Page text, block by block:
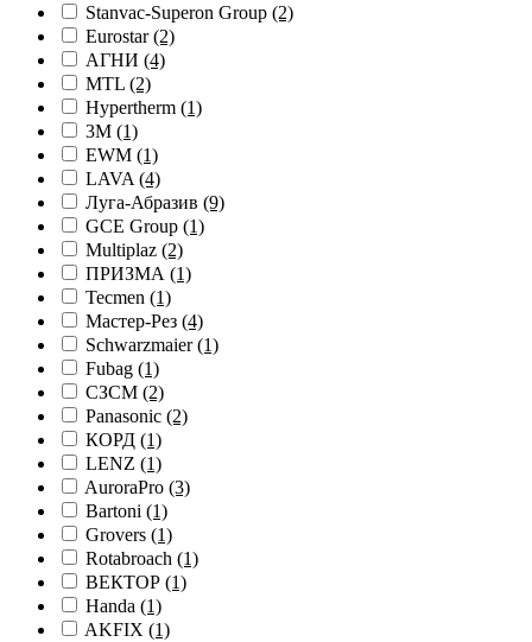
Stanvac-Superon Group (2)
Eurostar(2)
АГНИ (4)
MTL (2)
Hypertherm (1)
3M (1)
EWM (1)
LAVA (4)
Луга-Абразив (9)
GCE Group (1)
Multiplaz (2)
ПРИЗМА (1)
Tecmen (1)
Мастер-Рез (4)
Schwarzmaier(1)
Fubag (1)
СЗСМ (2)
Panasonic (2)
КОРД (1)
LENZ (1)
AuroraPro (3)
Bartoni (1)
Grovers (1)
Rotabroach (1)
ВЕКТОР (1)
Handa (1)
AKFIX (1)